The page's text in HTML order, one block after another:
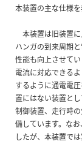
本装置の主な仕様
本装置は旧装置に
ハンガの到来周期
性能も向上させて
電流に対応できる
するように通電電
置にはない装置と
制御装置、走行時
備しています。な
したが、本装置で